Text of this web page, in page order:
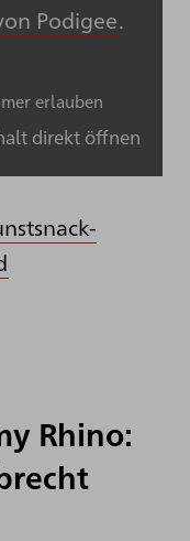
Podigee.
erlauben
direkt öffnen
Rhino: